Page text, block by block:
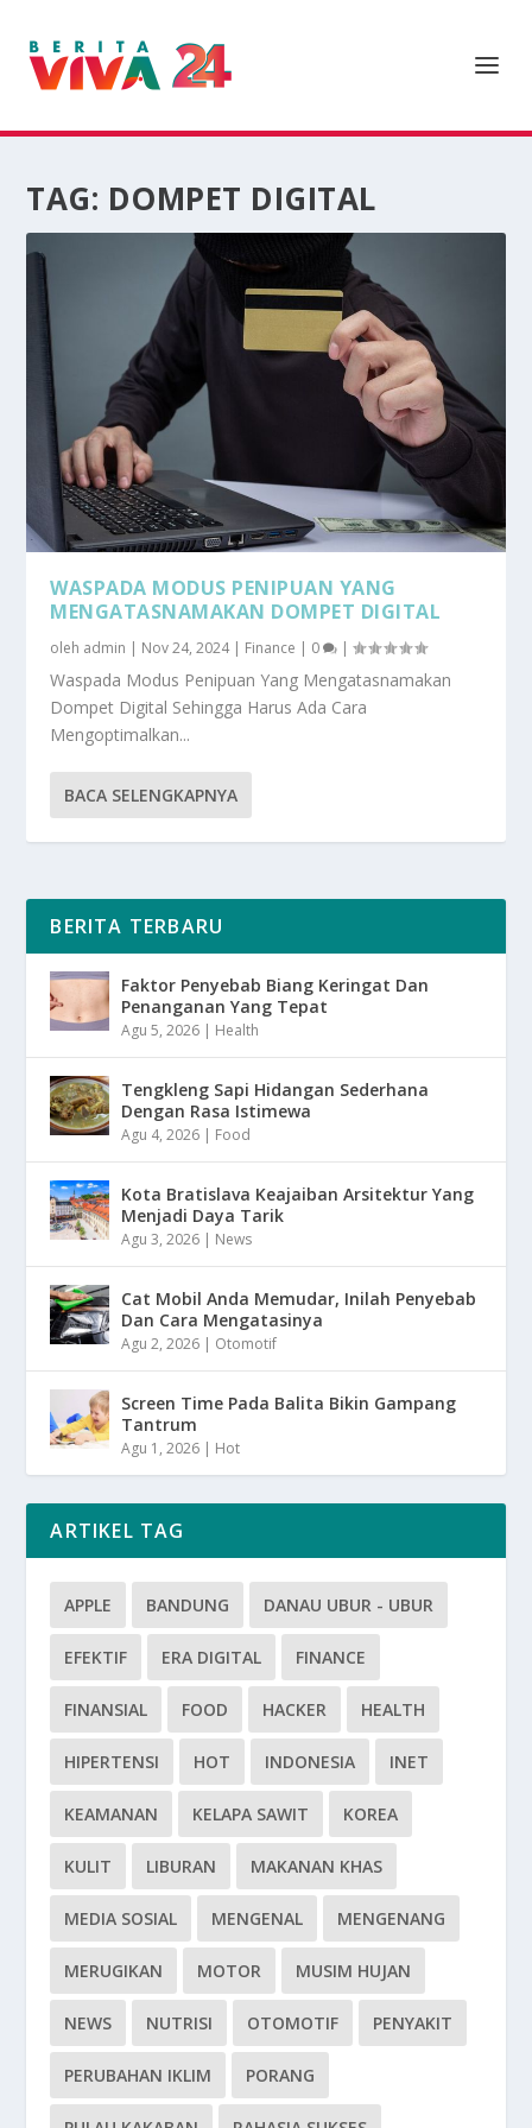
TAG: DOMPET DIGITAL
WASPADA MODUS PENIPUAN YANG
MENGATASNAMAKAN DOMPET DIGITAL
oleh admin | Nov 24, 2024| Finance | 0 |
Waspada Modus Penipuan Yang Mengatasnamakan
Dompet Digital Sehingga Harus Ada Cara
Mengoptimalkan...
BACA SELENGKAPNYA
BERITA TERBARU
Faktor Penyebab Biang Keringat Dan
Penanganan Yang Tepat
Agu 5, 2026 | Health
Tengkleng Sapi Hidangan Sederhana
Dengan Rasa Istimewa
Agu 4, 2026 | Food
Kota Bratislava Keajaiban Arsitektur Yang
Menjadi Daya Tarik
Agu 3, 2026 | News
Cat Mobil Anda Memudar, Inilah Penyebab
Dan Cara Mengatasinya
Agu 2, 2026 | Otomotif
Screen Time Pada Balita Bikin Gampang
Tantrum
Agu 1, 2026 | Hot
ARTIKEL TAG
APPLE BANDUNG DANAU UBUR - UBUR
EFEKTIF ERA DIGITAL FINANCE
FINANSIAL FOOD HACKER HEALTH
HIPERTENSI HOT INDONESIA INET
KEAMANAN KELAPA SAWIT KOREA
KULIT LIBURAN MAKANAN KHAS
MEDIA SOSIAL MENGENAL MENGENANG
MERUGIKAN MOTOR MUSIM HUJAN
NEWS NUTRISI OTOMOTIF PENYAKIT
PERUBAHAN IKLIM PORANG